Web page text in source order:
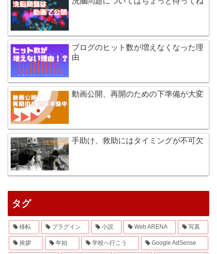
ブログのヒット数が増えなくなった理
由
動画公開、再開のための下準備が大変
手助け、救助にはタイミングが不可欠
タグ
移転 プラグイン 小説 Web ARENA 写真
挨拶 年始 学校へ行こう Google AdSense